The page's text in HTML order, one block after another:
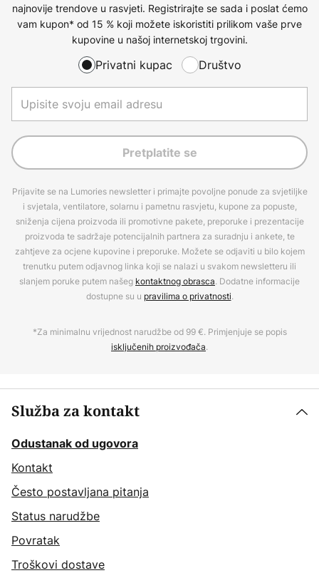
najnovije trendove u rasvjeti. Registrirajte se sada i poslat ćemo
vam kupon* od 15 % koji možete iskoristiti prilikom vaše prve
kupovine u našoj internetskoj trgovini.
Privatni kupac Društvo
Pretplatite se
Prijavite se na Lumories newsletter i primajte povoljne ponude za svjetiljke
i svjetala, ventilatore, solarnu i pametnu rasvjetu, kupone za popuste,
sniženja cijena proizvoda ili promotivne pakete, preporuke i prezentacije
proizvoda te sadržaje potencijalnih partnera za suradnju i ankete, te
zahtjeve za ocjene kupovine i preporuke. Možete se odjaviti u bilo kojem
trenutku putem odjavnog linka koji se nalazi u svakom newsletteru ili
slanjem poruke putem našeg kontaktnog obrasca. Dodatne informacije
dostupne su u pravilima o privatnosti.
*Za minimalnu vrijednost narudžbe od 99 €. Primjenjuje se popis
isključenih proizvođača.
Služba za kontakt
Odustanak od ugovora
Kontakt
Često postavljana pitanja
Status narudžbe
Povratak
Troškovi dostave